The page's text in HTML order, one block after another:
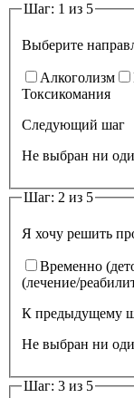
Шаг: 1 из 5
Выберите
Алкоголизм
Токсикомания
Следующий шаг
Не выбран ни
Шаг: 2 из 5
Я хочу решить
Временно
(лечение/
К предыдущему
Не выбран ни
Шаг: 3 из 5